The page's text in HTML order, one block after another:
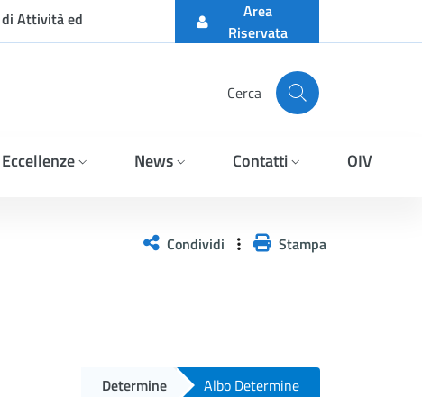
Attività ed
Area
Riservata
Cerca
Eccellenze News Contatti OIV
Condividi Stampa
Determine Albo Determine